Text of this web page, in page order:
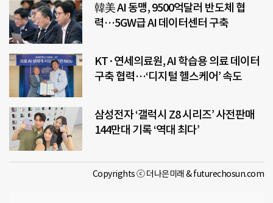
韓美 AI 동맹, 9500억달러 반도체 협
력…5GW급 AI 데이터센터 구축
KT·연세의료원, AI 학습용 의료 데이터
구축 협력…‘디지털 헬스케어’ 속도
삼성전자 ‘갤럭시 Z8 시리즈’ 사전판매
144만대 기록 ‘역대 최다’
Copyrights ⓒ 더나은미래 & futurechosun.com